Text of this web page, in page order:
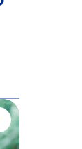
DIFFUSI: